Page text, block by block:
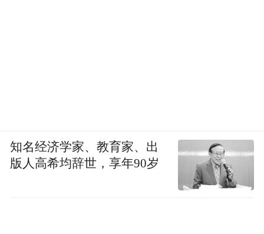
知名经济学家、教育家、出
版人高希均辞世，享年90岁